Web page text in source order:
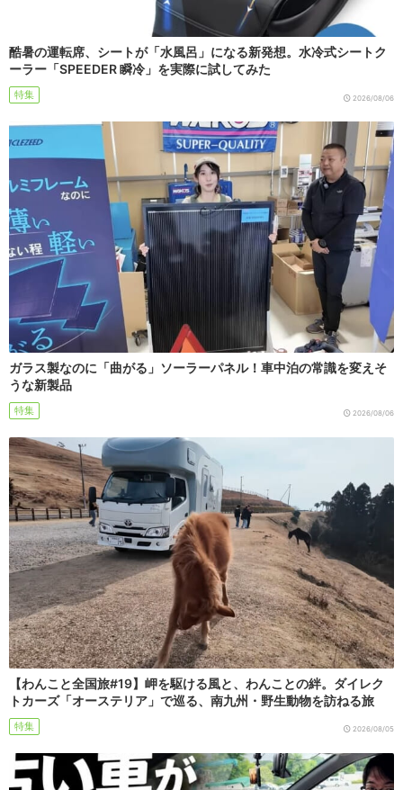
酷暑の運転席、シートが「水風呂」になる新発想。水冷式シートク
ーラー「SPEEDER 瞬冷」を実際に試してみた
特集 2026/08/06
ガラス製なのに「曲がる」ソーラーパネル！車中泊の常識を変えそ
うな新製品
特集 2026/08/06
【わんこと全国旅#19】岬を駆ける風と、わんことの絆。ダイレク
トカーズ「オーステリア」で巡る、南九州・野生動物を訪ねる旅
特集 2026/08/05